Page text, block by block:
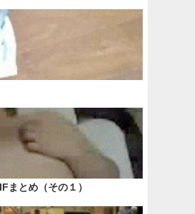
まとめ（その１）